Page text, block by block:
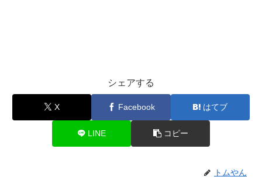
シェアする
X Facebook はてブ
LINE コピー
トムやん